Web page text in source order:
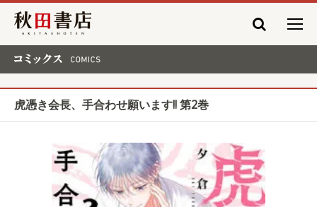
秋田書店
虎憑き会長、手合わせ願います!! 第2巻